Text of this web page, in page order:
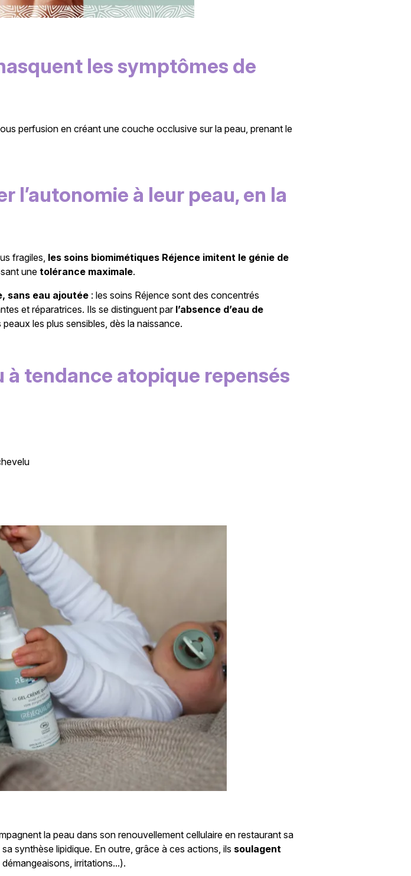
les symptômes de
perfusion en créant une couche occlusive sur la peau, prenant le
l’autonomie à leur peau, en la
fragiles, les soins biomimétiques Réjence imitent le génie de
une tolérance maximale.
sans eau ajoutée: les soins Réjence sont des concentrés
et réparatrices. Ils se distinguent par l’absence d’eau de
les plus sensibles, dès la naissance.
à tendance atopique repensés
la peau dans son renouvellement cellulaire en restaurant sa
synthèse lipidique. En outre, grâce à ces actions, ils soulagent
irritations...).